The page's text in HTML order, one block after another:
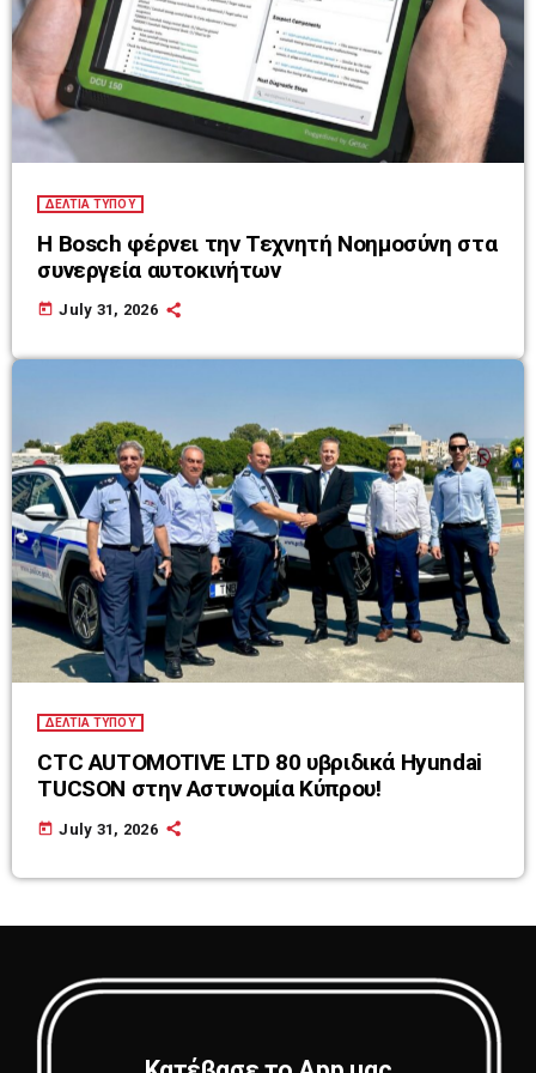
ΔΕΛΤΙΑ ΤΥΠΟΥ
Η Bosch φέρνει την Τεχνητή Νοημοσύνη στα
συνεργεία αυτοκινήτων
today July 31, 2026
ΔΕΛΤΙΑ ΤΥΠΟΥ
CTC AUTOMOTIVE LTD 80 υβριδικά Hyundai
TUCSON στην Αστυνομία Κύπρου!
today July 31, 2026